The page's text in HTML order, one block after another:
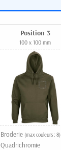
Position 3
100 x 100 mm
Broderie (max couleurs : 8)
Quadrichromie